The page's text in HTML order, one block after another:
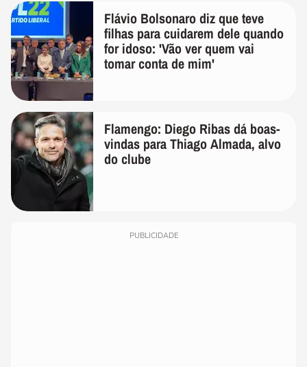
Flávio Bolsonaro diz que teve
filhas para cuidarem dele quando
for idoso: 'Vão ver quem vai
tomar conta de mim'
Flamengo: Diego Ribas dá boas-
vindas para Thiago Almada, alvo
do clube
PUBLICIDADE